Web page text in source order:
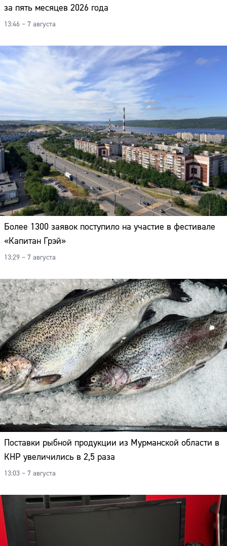
за пять месяцев 2026 года
13:46 – 7 августа
Более 1300 заявок поступило на участие в фестивале
«Капитан Грэй»
13:29 – 7 августа
Поставки рыбной продукции из Мурманской области в
КНР увеличились в 2,5 раза
13:03 – 7 августа